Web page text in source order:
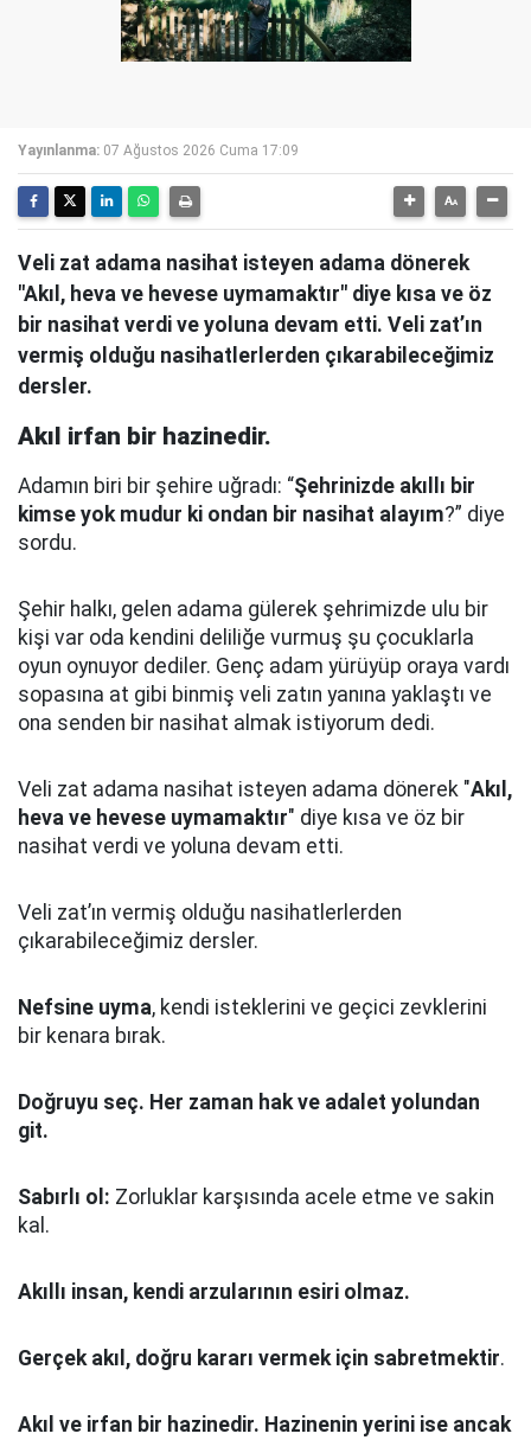
Yayınlanma: 07 Ağustos 2026 Cuma 17:09
Veli zat adama nasihat isteyen adama dönerek
"Akıl, heva ve hevese uymamaktır" diye kısa ve öz
bir nasihat verdi ve yoluna devam etti. Veli zat’ın
vermiş olduğu nasihatlerlerden çıkarabileceğimiz
dersler.
Akıl irfan bir hazinedir.
Adamın biri bir şehire uğradı: “Şehrinizde akıllı bir
kimse yok mudur ki ondan bir nasihat alayım?” diye
sordu.
Şehir halkı, gelen adama gülerek şehrimizde ulu bir
kişi var oda kendini deliliğe vurmuş şu çocuklarla
oyun oynuyor dediler. Genç adam yürüyüp oraya vardı
sopasına at gibi binmiş veli zatın yanına yaklaştı ve
ona senden bir nasihat almak istiyorum dedi.
Veli zat adama nasihat isteyen adama dönerek "Akıl,
heva ve hevese uymamaktır" diye kısa ve öz bir
nasihat verdi ve yoluna devam etti.
Veli zat’ın vermiş olduğu nasihatlerlerden
çıkarabileceğimiz dersler.
Nefsine uyma, kendi isteklerini ve geçici zevklerini
bir kenara bırak.
Doğruyu seç. Her zaman hak ve adalet yolundan
git.
Sabırlı ol: Zorluklar karşısında acele etme ve sakin
kal.
Akıllı insan, kendi arzularının esiri olmaz.
Gerçek akıl, doğru kararı vermek için sabretmektir.
Akıl ve irfan bir hazinedir. Hazinenin yerini ise ancak